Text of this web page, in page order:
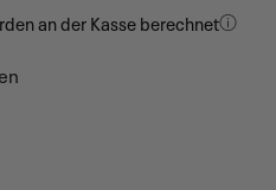
an der Kasse berechnet